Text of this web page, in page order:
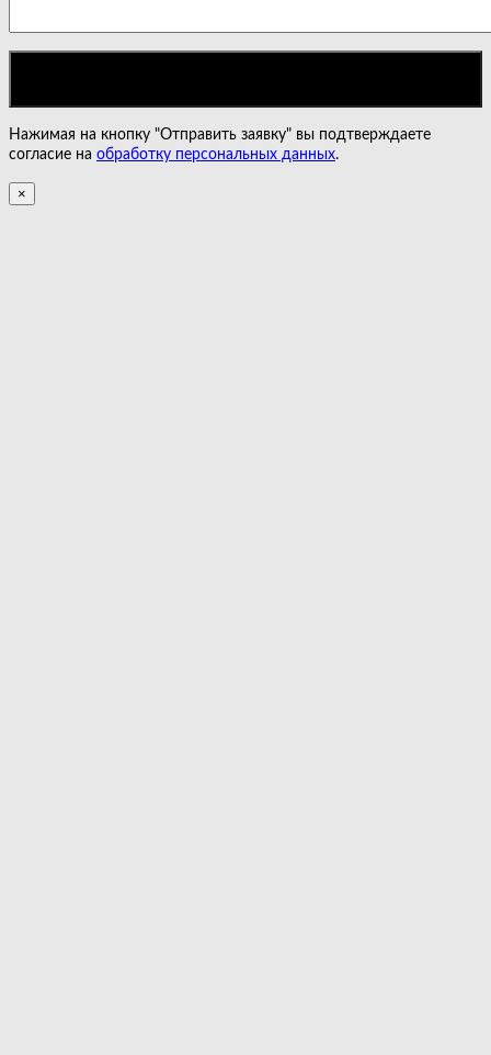
Нажимая на кнопку "Отправить заявку" вы подтверждаете
согласие на обработку персональных данных.
×